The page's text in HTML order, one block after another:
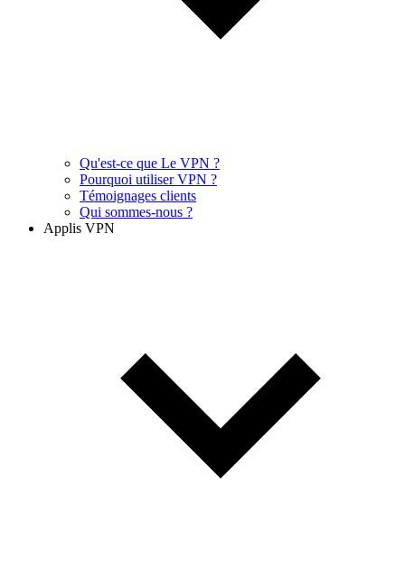
Qu'est-ce que Le VPN ?
Pourquoi utiliser VPN ?
Témoignages clients
Qui sommes-nous ?
Applis VPN